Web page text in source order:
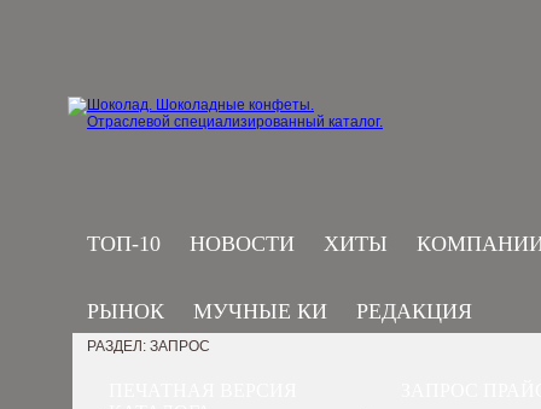
ТОП-10 НОВОСТИ ХИТЫ
РЫНОК МУЧНЫЕ КИ РЕДАКЦИЯ
РАЗДЕЛ: ЗАПРОС